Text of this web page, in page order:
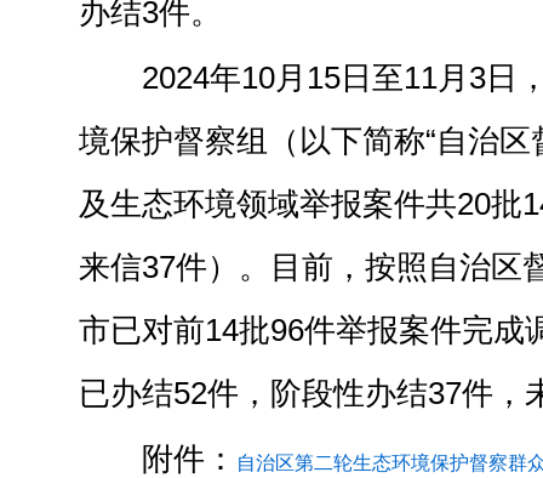
办结3件。
2024年10月15日至11月3日
境保护督察组（以下简称“自治区
及生态环境领域举报案件共20批
来信37件）。目前，按照自治区
市已对前14批96件举报案件完成
已办结52件，阶段性办结37件，
附件：
自治区第二轮生态环境保护督察群